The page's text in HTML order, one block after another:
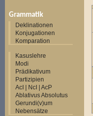
Grammatik
Deklinationen
Konjugationen
Komparation
Kasuslehre
Modi
Prädikativum
Partizipien
AcI | NcI | AcP
Ablativus Absolutus
Gerundi(v)um
Nebensätze